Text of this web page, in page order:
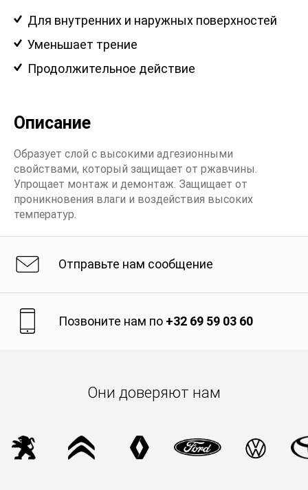
Для внутренних и наружных поверхностей
Уменьшает трение
Продолжительное действие
Описание
Образует слой с высокими адгезионными
свойствами, который защищает от ржавчины.
Упрощает монтаж и демонтаж. Защищает от
проникновения влаги и воздействия высоких
температур.
Отправьте нам сообщение
Позвоните нам по +32 69 59 03 60
Они доверяют нам